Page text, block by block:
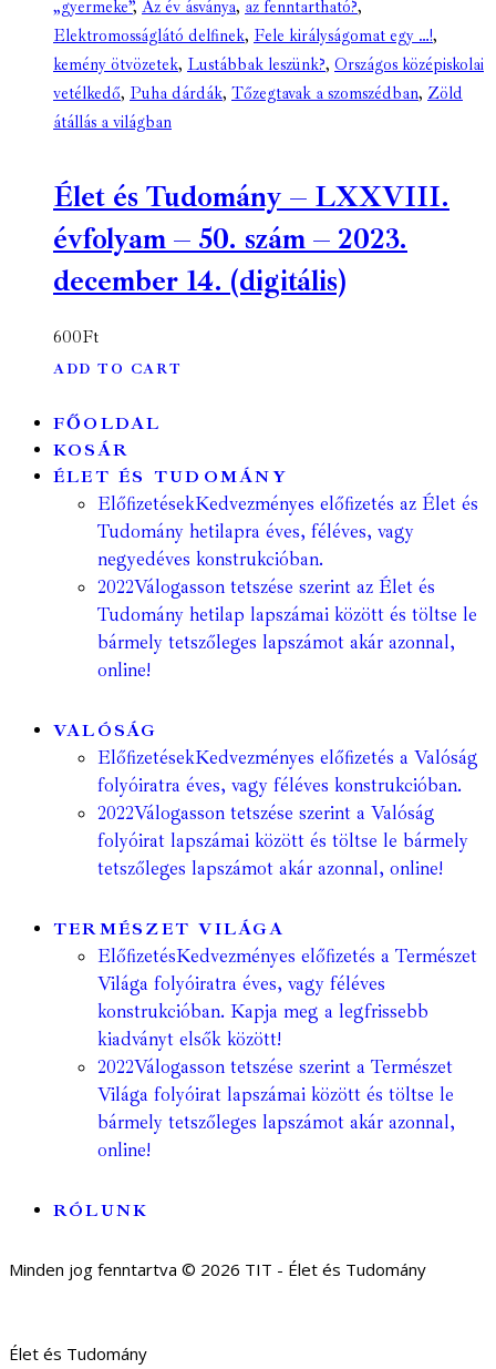
„gyermeke”, Az év ásványa, az fenntartható?,
Elektromosságlátó delfinek, Fele királyságomat egy …!,
kemény ötvözetek, Lustábbak leszünk?, Országos középiskolai
vetélkedő, Puha dárdák, Tőzegtavak a szomszédban, Zöld
átállás a világban
Élet és Tudomány – LXXVIII.
évfolyam – 50. szám – 2023.
december 14. (digitális)
600Ft
ADD TO CART
FŐOLDAL
KOSÁR
ÉLET ÉS TUDOMÁNY
ElőfizetésekKedvezményes előfizetés az Élet és
Tudomány hetilapra éves, féléves, vagy
negyedéves konstrukcióban.
2022Válogasson tetszése szerint az Élet és
Tudomány hetilap lapszámai között és töltse le
bármely tetszőleges lapszámot akár azonnal,
online!
VALÓSÁG
ElőfizetésekKedvezményes előfizetés a Valóság
folyóiratra éves, vagy féléves konstrukcióban.
2022Válogasson tetszése szerint a Valóság
folyóirat lapszámai között és töltse le bármely
tetszőleges lapszámot akár azonnal, online!
TERMÉSZET VILÁGA
ElőfizetésKedvezményes előfizetés a Természet
Világa folyóiratra éves, vagy féléves
konstrukcióban. Kapja meg a legfrissebb
kiadványt elsők között!
2022Válogasson tetszése szerint a Természet
Világa folyóirat lapszámai között és töltse le
bármely tetszőleges lapszámot akár azonnal,
online!
RÓLUNK
Minden jog fenntartva © 2026 TIT - Élet és Tudomány
Élet és Tudomány